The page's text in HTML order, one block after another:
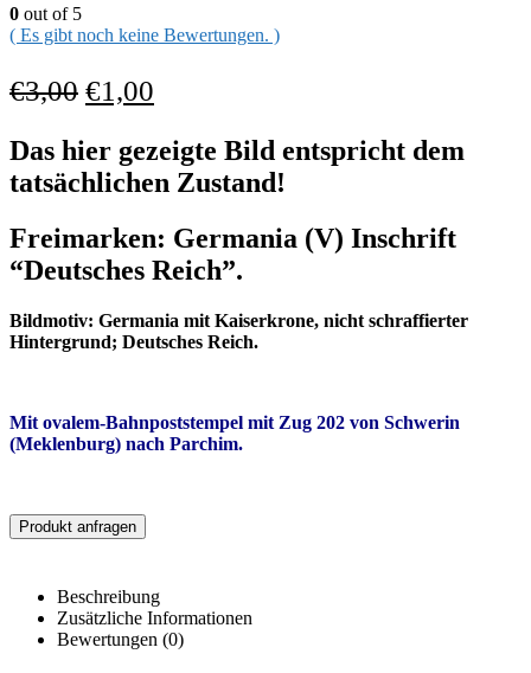
0 out of 5
( Es gibt noch keine Bewertungen. )
€3,00 €1,00
Das hier gezeigte Bild entspricht dem
tatsächlichen Zustand!
Freimarken: Germania (V) Inschrift
“Deutsches Reich”.
Bildmotiv: Germania mit Kaiserkrone, nicht schraffierter
Hintergrund; Deutsches Reich.
Mit ovalem-Bahnpoststempel mit Zug 202 von Schwerin
(Meklenburg) nach Parchim.
Produkt anfragen
Beschreibung
Zusätzliche Informationen
Bewertungen (0)